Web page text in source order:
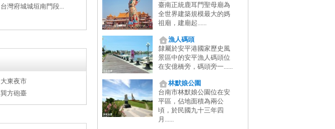
臺南正統鹿耳門聖母廟為
全世界建築規模最大的媽
祖廟，建廟起......
漁人碼頭
隸屬於安平港國家歷史風
景區中的安平漁人碼頭位
在安億橋旁，碼頭旁一......
林默娘公園
台南市林默娘公園位在安
平區，佔地面積為兩公
頃，於民國九十三年四
月......
台灣府城城垣南門段...
大東夜市
巽方砲臺